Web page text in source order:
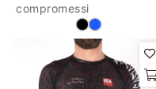
compromessi